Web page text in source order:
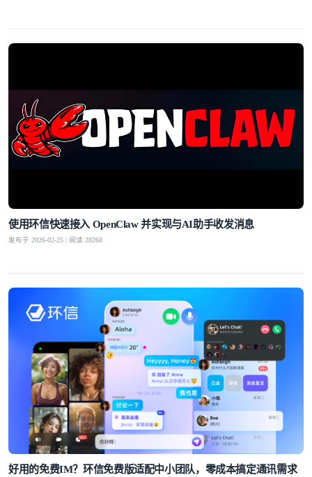
使用环信快速接入 OpenClaw 并实现与AI助手收发消息
发布于 2026-02-25 | 阅读 28260
好用的免费IM？环信免费版适配中小团队，零成本搞定通讯需求